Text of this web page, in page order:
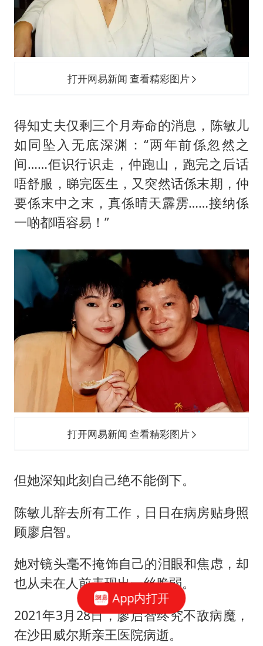
打开网易新闻 查看精彩图片
得知丈夫仅剩三个月寿命的消息，陈敏儿
如同坠入无底深渊：“两年前係忽然之
间……佢识行识走，仲跑山，跑完之后话
唔舒服，睇完医生，又突然话係末期，仲
要係末中之末，真係晴天霹雳……接纳係
一啲都唔容易！”
打开网易新闻 查看精彩图片
但她深知此刻自己绝不能倒下。
陈敏儿辞去所有工作，日日在病房贴身照
顾廖启智。
她对镜头毫不掩饰自己的泪眼和焦虑，却
也从未在人前表现出一丝脆弱。
2021年3月28日，廖启智终究不敌病魔，
在沙田威尔斯亲王医院病逝。
App内打开